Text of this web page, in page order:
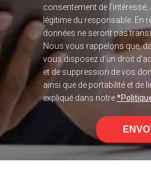
consentement de l’intéressé,
légitime du responsable. En
données ne seront pas
Nous vous rappelons que,
vous disposez d’un droit
et de suppression de vos
ainsi que de portabilité et de
expliqué dans notre